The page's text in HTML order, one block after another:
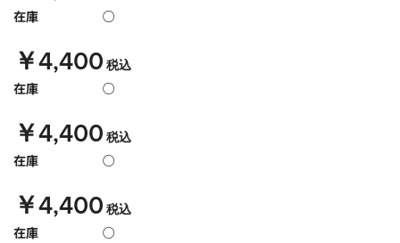
在庫
○
￥4,400 税込
在庫
○
￥4,400 税込
在庫
○
￥4,400 税込
在庫
○